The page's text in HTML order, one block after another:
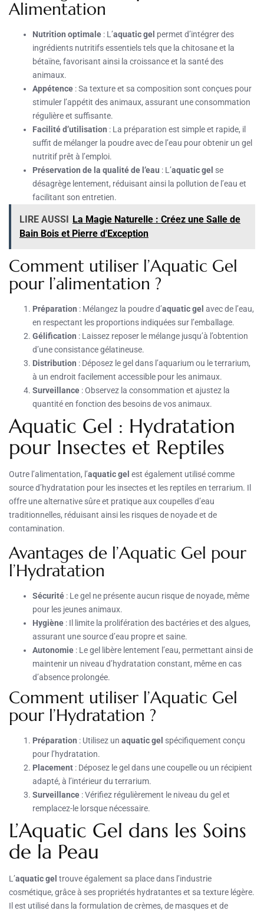
Alimentation
Nutrition optimale : L’aquatic gel permet d’intégrer des
ingrédients nutritifs essentiels tels que la chitosane et la
bétaïne, favorisant ainsi la croissance et la santé des
animaux.
Appétence : Sa texture et sa composition sont conçues pour
stimuler l’appétit des animaux, assurant une consommation
régulière et suffisante.
Facilité d’utilisation : La préparation est simple et rapide, il
suffit de mélanger la poudre avec de l’eau pour obtenir un gel
nutritif prêt à l’emploi.
Préservation de la qualité de l’eau : L’aquatic gel se
désagrège lentement, réduisant ainsi la pollution de l’eau et
facilitant son entretien.
LIRE AUSSI La Magie Naturelle : Créez une Salle de
Bain Bois et Pierre d'Exception
Comment utiliser l’Aquatic Gel
pour l’alimentation ?
Préparation : Mélangez la poudre d’aquatic gel avec de l’eau,
en respectant les proportions indiquées sur l’emballage.
Gélification : Laissez reposer le mélange jusqu’à l’obtention
d’une consistance gélatineuse.
Distribution : Déposez le gel dans l’aquarium ou le terrarium,
à un endroit facilement accessible pour les animaux.
Surveillance : Observez la consommation et ajustez la
quantité en fonction des besoins de vos animaux.
Aquatic Gel : Hydratation
pour Insectes et Reptiles
Outre l’alimentation, l’aquatic gel est également utilisé comme
source d’hydratation pour les insectes et les reptiles en terrarium. Il
offre une alternative sûre et pratique aux coupelles d’eau
traditionnelles, réduisant ainsi les risques de noyade et de
contamination.
Avantages de l’Aquatic Gel pour
l’Hydratation
Sécurité : Le gel ne présente aucun risque de noyade, même
pour les jeunes animaux.
Hygiène : Il limite la prolifération des bactéries et des algues,
assurant une source d’eau propre et saine.
Autonomie : Le gel libère lentement l’eau, permettant ainsi de
maintenir un niveau d’hydratation constant, même en cas
d’absence prolongée.
Comment utiliser l’Aquatic Gel
pour l’Hydratation ?
Préparation : Utilisez un aquatic gel spécifiquement conçu
pour l’hydratation.
Placement : Déposez le gel dans une coupelle ou un récipient
adapté, à l’intérieur du terrarium.
Surveillance : Vérifiez régulièrement le niveau du gel et
remplacez-le lorsque nécessaire.
L’Aquatic Gel dans les Soins
de la Peau
L’aquatic gel trouve également sa place dans l’industrie
cosmétique, grâce à ses propriétés hydratantes et sa texture légère.
Il est utilisé dans la formulation de crèmes, de masques et de